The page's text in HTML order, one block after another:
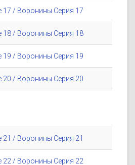
17 / Воронины Серия 17
18 / Воронины Серия 18
19 / Воронины Серия 19
20 / Воронины Серия 20
21 / Воронины Серия 21
22 / Воронины Серия 22